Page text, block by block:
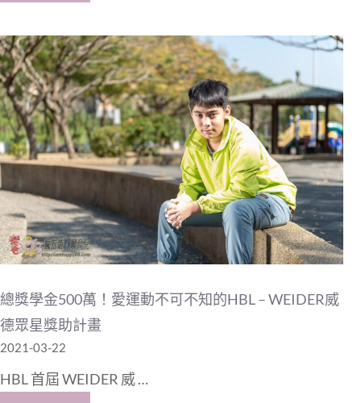
總獎學金500萬！愛運動不可不知的HBL – WEIDER威
德眾星獎助計畫
2021-03-22
HBL 首屆 WEIDER 威 …